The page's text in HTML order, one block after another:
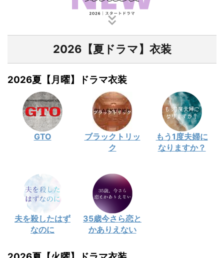
2026【夏ドラマ】衣装
2026夏【月曜】ドラマ衣装
GTO
ブラックトリッ
ク
もう1度夫婦に
なりますか？
夫を殺したはず
なのに
35歳今さら恋と
かありえない